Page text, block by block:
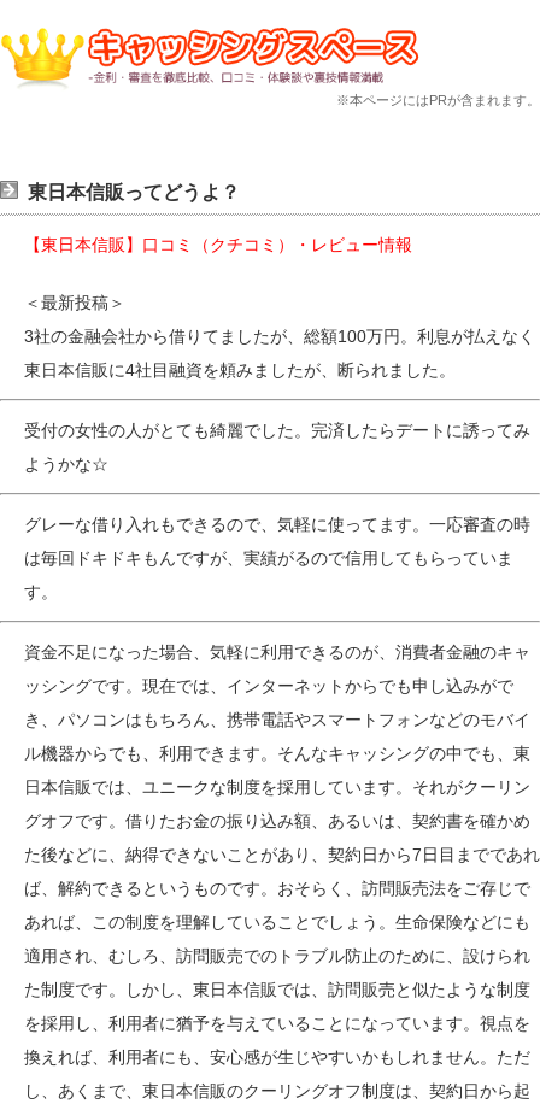
※本ページにはPRが含まれます。
東日本信販ってどうよ？
【東日本信販】口コミ（クチコミ）・レビュー情報
＜最新投稿＞
3社の金融会社から借りてましたが、総額100万円。利息が払えなく
東日本信販に4社目融資を頼みましたが、断られました。
受付の女性の人がとても綺麗でした。完済したらデートに誘ってみ
ようかな☆
グレーな借り入れもできるので、気軽に使ってます。一応審査の時
は毎回ドキドキもんですが、実績がるので信用してもらっていま
す。
資金不足になった場合、気軽に利用できるのが、消費者金融のキャ
ッシングです。現在では、インターネットからでも申し込みがで
き、パソコンはもちろん、携帯電話やスマートフォンなどのモバイ
ル機器からでも、利用できます。そんなキャッシングの中でも、東
日本信販では、ユニークな制度を採用しています。それがクーリン
グオフです。借りたお金の振り込み額、あるいは、契約書を確かめ
た後などに、納得できないことがあり、契約日から7日目までであれ
ば、解約できるというものです。おそらく、訪問販売法をご存じで
あれば、この制度を理解していることでしょう。生命保険などにも
適用され、むしろ、訪問販売でのトラブル防止のために、設けられ
た制度です。しかし、東日本信販では、訪問販売と似たような制度
を採用し、利用者に猶予を与えていることになっています。視点を
換えれば、利用者にも、安心感が生じやすいかもしれません。ただ
し、あくまで、東日本信販のクーリングオフ制度は、契約日から起